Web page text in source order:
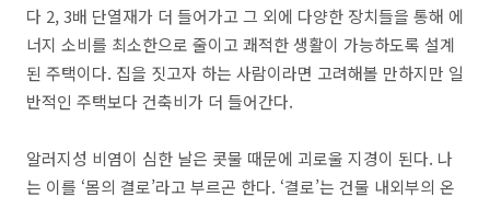
다 2, 3배 단열재가 더 들어가고 그 외에 다양한 장치들을 통해 에
너지 소비를 최소한으로 줄이고 쾌적한 생활이 가능하도록 설계
된 주택이다. 집을 짓고자 하는 사람이라면 고려해볼 만하지만 일
반적인 주택보다 건축비가 더 들어간다.
알러지성 비염이 심한 날은 콧물 때문에 괴로울 지경이 된다. 나
는 이를 ‘몸의 결로’라고 부르곤 한다. ‘결로’는 건물 내외부의 온